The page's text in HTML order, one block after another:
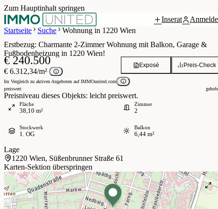
Zum Hauptinhalt springen
Inserat
Startseite
Suche Wohnung in 1220 Wien
/ 10Grundriss
Erstbezug: Charmante 2-Zimmer Wohnung mit Balkon, Garage &
Fußbodenheizung in 1220 Wien!
€ 240.500
€ 6.312,34/m²
Im Vergleich zu aktiven Angeboten auf IMMOunited.com
preiswert
Preisniveau dieses Objekts: leicht preiswert.
Preis-Check
Exposé
Fläche
38,10 m²
Zimmer
2
Stockwerk
1. OG
Balkon
6,44 m²
Lage
1220 Wien, Süßenbrunner Straße 61
Karten-Sektion überspringen